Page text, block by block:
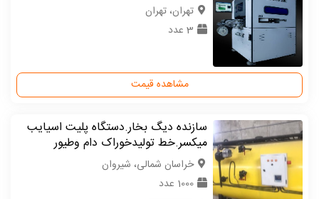
تهران، تهران
3 عدد
مشاهده قیمت
سازنده دیگ بخار.دستگاه پلیت اسیایب
میکسر.خط تولیدخوراک دام وطیور
خراسان شمالی، شیروان
1000 عدد